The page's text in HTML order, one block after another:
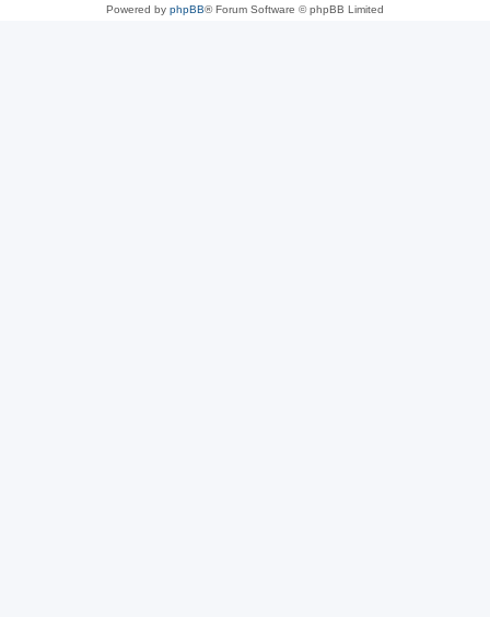
Powered by phpBB® Forum Software © phpBB Limited